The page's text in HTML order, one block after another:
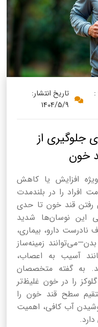
تاریخ انتشار:
1404/5/9
جلوگیری از
خون
افزایش یا کاهش
افراد را در بلندمدت
رفتن قند خون تا حدی
این نوسان‌ها شدید
دارو، بیماری،
زمینه‌ساز
آسیب به اعصاب،
به گفته متخصصان
را در خون غلیظ‌تر
سطح قند خون را
آب کافی، اهمیت